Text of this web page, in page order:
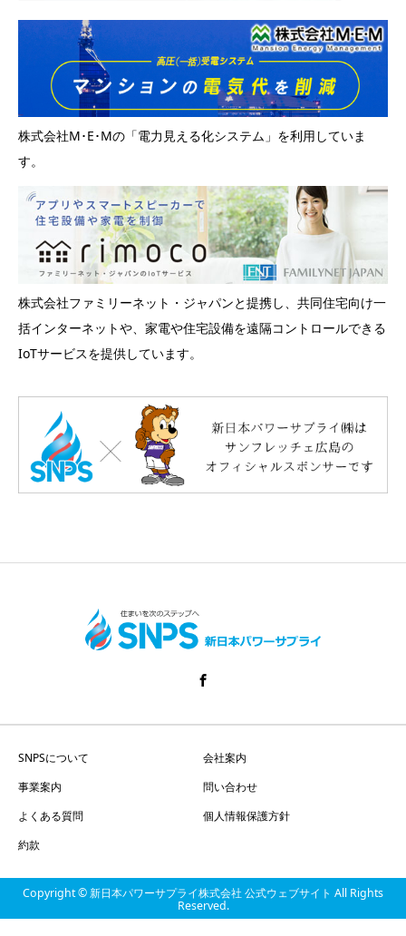
株式会社M･E･Mの「電力見える化システム」を利用していま
す。
株式会社ファミリーネット・ジャパンと提携し、共同住宅向け一
括インターネットや、家電や住宅設備を遠隔コントロールできる
IoTサービスを提供しています。
SNPSについて
会社案内
事業案内
問い合わせ
よくある質問
個人情報保護方針
約款
Copyright © 新日本パワーサプライ株式会社 公式ウェブサイト All Rights
Reserved.
電話